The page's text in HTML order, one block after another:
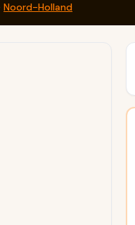
Noord-Holland